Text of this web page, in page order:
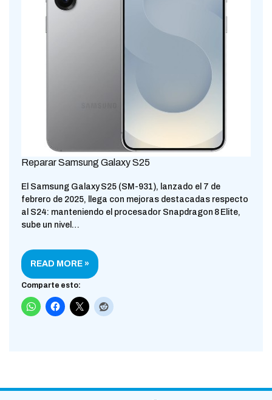
Reparar Samsung Galaxy S25
El Samsung Galaxy S25 (SM-931), lanzado el 7 de
febrero de 2025, llega con mejoras destacadas respecto
al S24: manteniendo el procesador Snapdragon 8 Elite,
sube un nivel…
READ MORE »
Comparte esto: